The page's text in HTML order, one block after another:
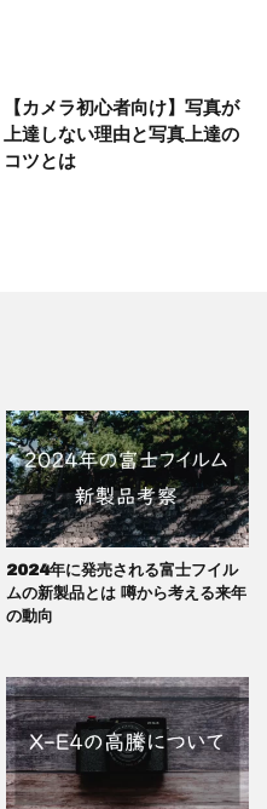
【カメラ初心者向け】写真が
上達しない理由と写真上達の
コツとは
2024年に発売される富士フイル
ムの新製品とは 噂から考える来年
の動向